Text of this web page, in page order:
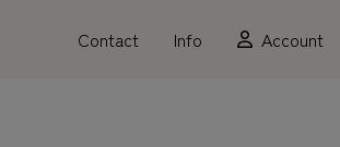
Contact Info Account